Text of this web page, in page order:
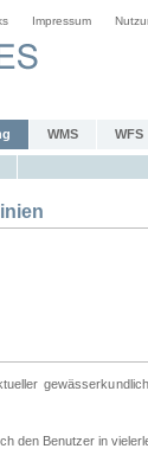
Impressum
WMS WFS
den Benutzer in